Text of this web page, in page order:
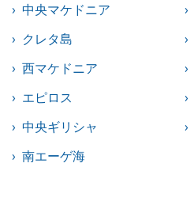
中央マケドニア
クレタ島
西マケドニア
エピロス
中央ギリシャ
南エーゲ海